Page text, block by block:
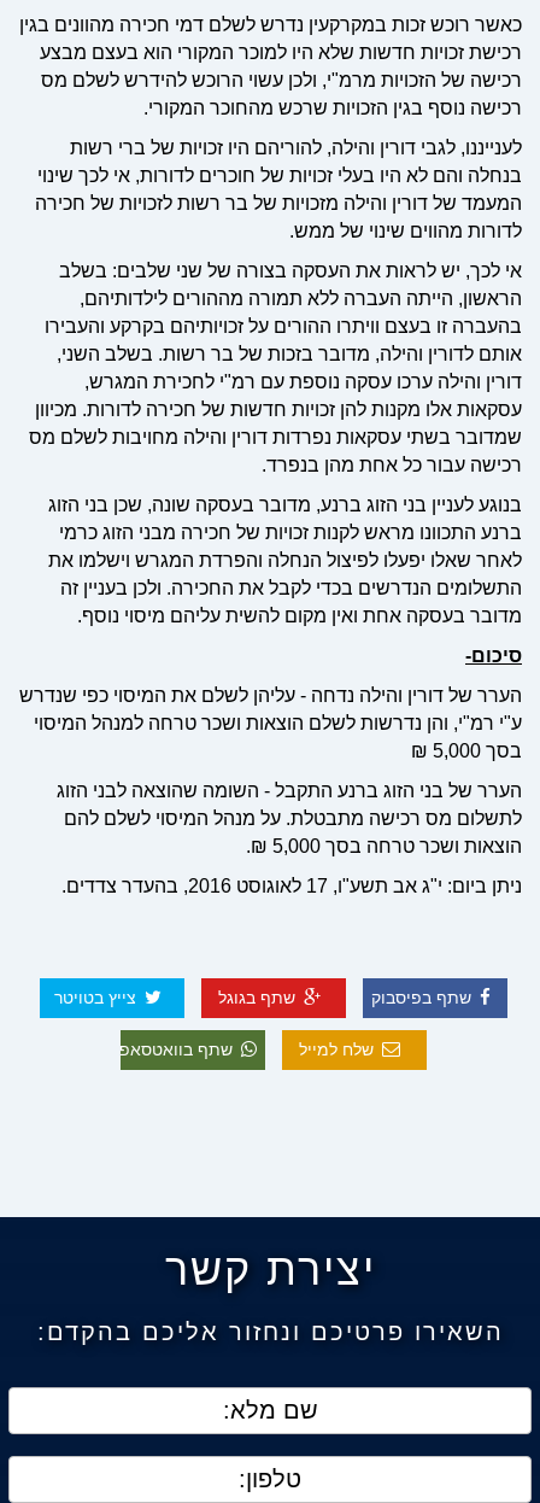
כאשר רוכש זכות במקרקעין נדרש לשלם דמי חכירה מהוונים בגין
רכישת זכויות חדשות שלא היו למוכר המקורי הוא בעצם מבצע
רכישה של הזכויות מרמ"י, ולכן עשוי הרוכש להידרש לשלם מס
רכישה נוסף בגין הזכויות שרכש מהחוכר המקורי.
לענייננו, לגבי דורין והילה, להוריהם היו זכויות של ברי רשות
בנחלה והם לא היו בעלי זכויות של חוכרים לדורות, אי לכך שינוי
המעמד של דורין והילה מזכויות של בר רשות לזכויות של חכירה
לדורות מהווים שינוי של ממש.
אי לכך, יש לראות את העסקה בצורה של שני שלבים: בשלב
הראשון, הייתה העברה ללא תמורה מההורים לילדותיהם,
בהעברה זו בעצם וויתרו ההורים על זכויותיהם בקרקע והעבירו
אותם לדורין והילה, מדובר בזכות של בר רשות. בשלב השני,
דורין והילה ערכו עסקה נוספת עם רמ"י לחכירת המגרש,
עסקאות אלו מקנות להן זכויות חדשות של חכירה לדורות. מכיוון
שמדובר בשתי עסקאות נפרדות דורין והילה מחויבות לשלם מס
רכישה עבור כל אחת מהן בנפרד.
בנוגע לעניין בני הזוג ברנע, מדובר בעסקה שונה, שכן בני הזוג
ברנע התכוונו מראש לקנות זכויות של חכירה מבני הזוג כרמי
לאחר שאלו יפעלו לפיצול הנחלה והפרדת המגרש וישלמו את
התשלומים הנדרשים בכדי לקבל את החכירה. ולכן בעניין זה
מדובר בעסקה אחת ואין מקום להשית עליהם מיסוי נוסף.
סיכום-
הערר של דורין והילה נדחה - עליהן לשלם את המיסוי כפי שנדרש
ע"י רמ"י, והן נדרשות לשלם הוצאות ושכר טרחה למנהל המיסוי
בסך 5,000 ₪
הערר של בני הזוג ברנע התקבל - השומה שהוצאה לבני הזוג
לתשלום מס רכישה מתבטלת. על מנהל המיסוי לשלם להם
הוצאות ושכר טרחה בסך 5,000 ₪.
ניתן ביום: י"ג אב תשע"ו, 17 לאוגוסט 2016, בהעדר צדדים.
שתף בפיסבוק שתף בגוגל צייץ בטויטר
שלח למייל שתף בוואטסאפ
יצירת קשר
השאירו פרטיכם ונחזור אליכם בהקדם: